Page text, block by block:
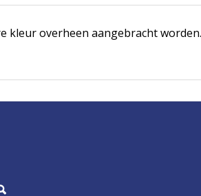
kleur overheen aangebracht